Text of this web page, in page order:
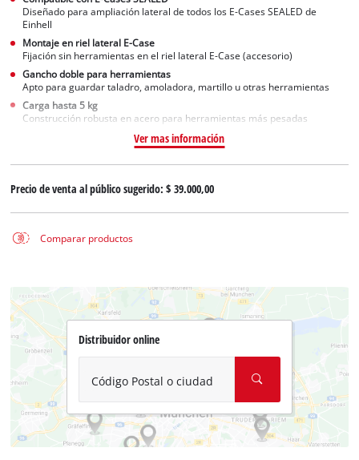
Diseñado para ampliación lateral de todos los E-Cases SEALED de
Einhell
Montaje en riel lateral E-Case
Fijación sin herramientas en el riel lateral E-Case (accesorio)
Gancho doble para herramientas
Apto para guardar taladro, amoladora, martillo u otras herramientas
Carga hasta 5 kg
Construcción robusta en acero para herramientas más pesadas
Ver mas información
Precio de venta al público sugerido:$ 39.000,00
Comparar productos
Distribuidor online
Código Postal o ciudad